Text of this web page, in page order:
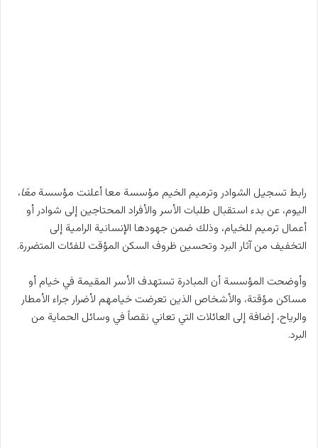
رابط تسجيل الشوادر وترميم الخيم مؤسسة معا أعلنت مؤسسة معًا،
اليوم، عن بدء استقبال طلبات الأسر والأفراد المحتاجين إلى شوادر أو
أعمال ترميم للخيام، وذلك ضمن جهودها الإنسانية الرامية إلى
التخفيف من آثار البرد وتحسين ظروف السكن المؤقت للفئات المتضررة.
وأوضحت المؤسسة أن المبادرة تستهدف الأسر المقيمة في خيام أو
مساكن مؤقتة، والأشخاص الذين تعرضت خيامهم لأضرار جراء الأمطار
والرياح، إضافة إلى العائلات التي تعاني نقصاً في وسائل الحماية من
البرد.